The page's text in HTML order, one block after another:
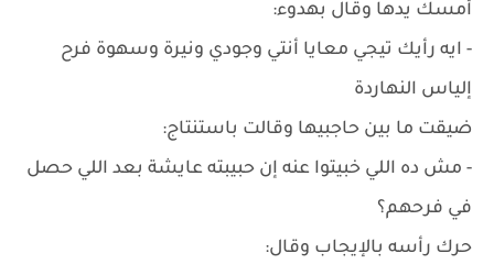
أمسك يدها وقال بهدوء:
- ايه رأيك تيجي معايا أنتي وجودي ونيرة وسهوة فرح
إلياس النهاردة
ضيقت ما بين حاجبيها وقالت باستنتاج:
- مش ده اللي خبيتوا عنه إن حبيبته عايشة بعد اللي حصل
في فرحهم؟
حرك رأسه بالإيجاب وقال: